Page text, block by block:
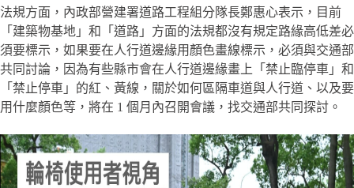
法規方面，內政部營建署道路工程組分隊長鄭惠心表示，目前
「建築物基地」和「道路」方面的法規都沒有規定路緣高低差必
須要標示，如果要在人行道邊緣用顏色畫線標示，必須與交通部
共同討論，因為有些縣市會在人行道邊緣畫上「禁止臨停車」和
「禁止停車」的紅、黃線，關於如何區隔車道與人行道、以及要
用什麼顏色等，將在 1 個月內召開會議，找交通部共同探討。